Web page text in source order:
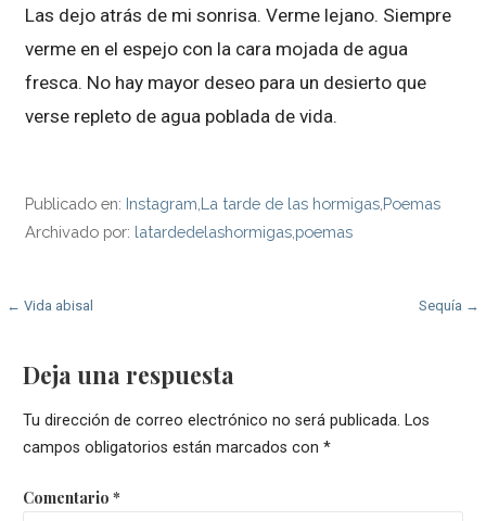
Las dejo atrás de mi sonrisa. Verme lejano. Siempre
verme en el espejo con la cara mojada de agua
fresca. No hay mayor deseo para un desierto que
verse repleto de agua poblada de vida.
Publicado en: Instagram La tarde de las hormigas Poemas
Archivado por: latardedelashormigas poemas
Navegación
entradas
← Vida abisal Sequía →
Deja una respuesta
Tu dirección de correo electrónico no será publicada. Los
campos obligatorios están marcados con *
Comentario *